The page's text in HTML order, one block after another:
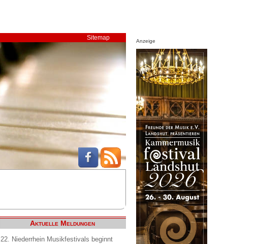
Sitemap
Aktuelle Meldungen
22. Niederrhein Musikfestivals beginnt
Anzeige